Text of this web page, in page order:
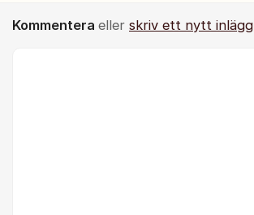
Kommentera eller skriv ett nytt inlägg